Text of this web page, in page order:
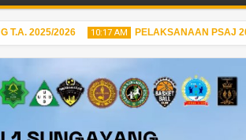
2025/2026 10:17 AM PELAKSANAAN PSAJ 2026